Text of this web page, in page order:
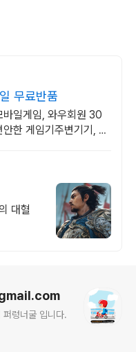
무료반품
바일게임, 와우회원 30
한 게임기주변기기, 와
대혈
퍼렁너굴 입니다.